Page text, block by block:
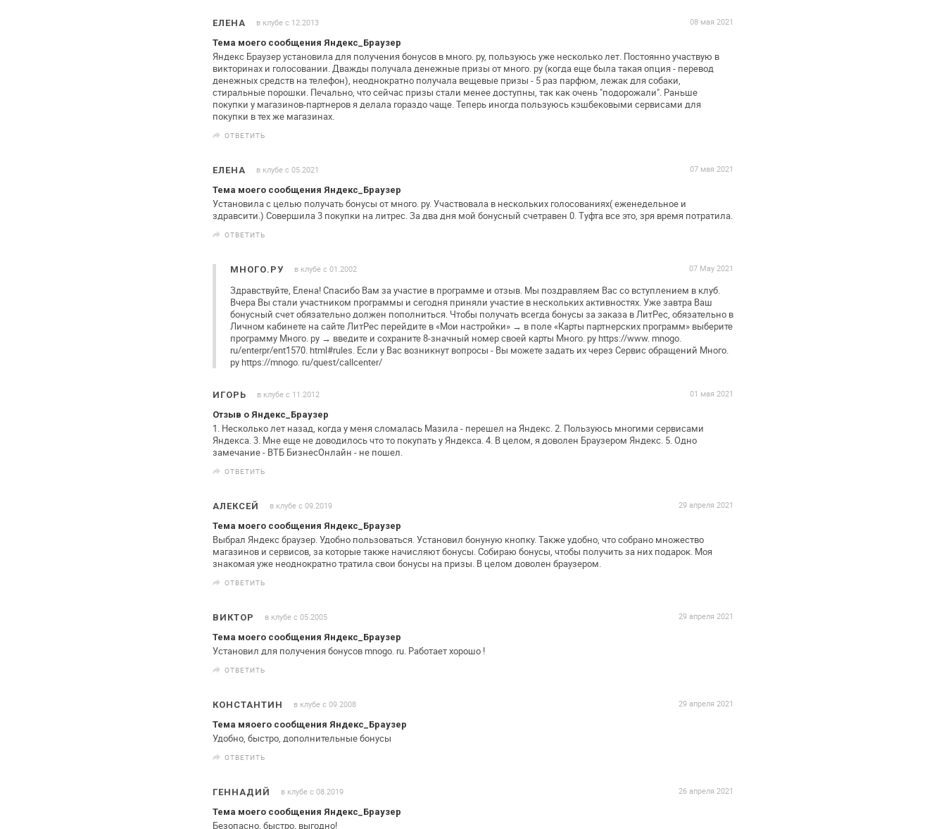
ЕЛЕНА в клубе с 12.2013
08 мая 2021
Тема моего сообщения Яндекс_Браузер
Яндекс Браузер установила для получения бонусов в много. ру, пользуюсь уже несколько лет. Постоянно участвую в
викторинах и голосовании. Дважды получала денежные призы от много. ру(когда еще была такая опция - перевод
денежных средств нателефон), неоднократно получала вещевые призы - 5 раз парфюм, лежак для собаки,
стиральные порошки. Печально, чтосейчас призы стали менее доступны, так как очень"подорожали". Раньше
покупки у магазинов-партнеров я делала гораздо чаще. Теперь иногда пользуюсь кэшбековыми сервисами для
покупки в тех же магазинах.
ОТВЕТИТЬ
ЕЛЕНА в клубе с 05.2021
07 мая 2021
Тема моего сообщения Яндекс_Браузер
Установила с целью получать бонусы от много. ру.Участвовала в нескольких голосованиях( еженедельное и
здравсити.) Совершила 3 покупки на литрес. За два дня мой бонусный счетравен 0. Туфта все это, зря время потратила.
ОТВЕТИТЬ
МНОГО.РУ в клубе с 01.2002 07 May 2021
Здравствуйте, Елена!Спасибо Вам за участие в программе и отзыв. Мы поздравляем Вас со вступлением в клуб.
Вчера Вы стали участником программы и сегодня приняли участие в несколькихактивностях. Уже завтра Ваш
бонусный счет обязательно должен пополниться. Чтобы получать всегда бонусы за заказа вЛитРес, обязательно в
Личном кабинете на сайте ЛитРес перейдите в «Мои настройки» → в поле «Карты партнерских программ» выберите
программу Много. ру → введите и сохраните 8-значный номер своей карты Много. ру https://www. mnogo.
ru/enterpr/ent1570. html#rules. Если у Вас возникнут вопросы - Вы можете задать их через Сервис обращений Много.
ру https://mnogo. ru/quest/callcenter/
ИГОРЬ в клубе с 11.2012
01 мая 2021
Отзыв о Яндекс_Браузер
1. Несколько лет назад, когда у меня сломалась Мазила - перешел на Яндекс.2. Пользуюсь многими сервисами
Яндекса.3. Мне еще не доводилось что то покупать у Яндекса.4. В целом, я доволен Браузером Яндекс. 5. Одно
замечание - ВТБ БизнесОнлайн - не пошел.
ОТВЕТИТЬ
АЛЕКСЕЙ в клубе с 09.2019
29 апреля 2021
Тема моего сообщения Яндекс_Браузер
Выбрал Яндекс браузер. Удобно пользоваться. Установил бонуную кнопку. Также удобно, что собрано множество
магазинов и сервисов, за которые также начисляют бонусы.Собираю бонусы, чтобы получить за них подарок. Моя
знакомаяуже неоднократно тратила свои бонусы на призы. В целом доволен браузером.
ОТВЕТИТЬ
ВИКТОР в клубе с 05.2005
29 апреля 2021
Тема моего сообщения Яндекс_Браузер
Установил для получения бонусов mnogo. ru. Работает хорошо !
ОТВЕТИТЬ
КОНСТАНТИН в клубе с 09.2008
29 апреля 2021
Тема мяоего сообщения Яндекс_Браузер
Удобно, быстро, дополнительные бонусы
ОТВЕТИТЬ
ГЕННАДИЙ в клубе с 08.2019
26 апреля 2021
Тема моего сообщения Яндекс_Браузер
Безопасно, быстро, выгодно!